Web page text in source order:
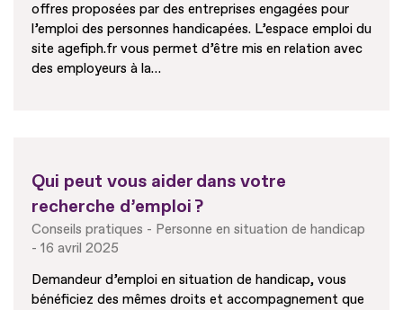
offres proposées par des entreprises engagées pour
l’emploi des personnes handicapées. L’espace emploi du
site agefiph.fr vous permet d’être mis en relation avec
des employeurs à la…
Qui peut vous aider dans votre
recherche d’emploi ?
Conseils pratiques
Personne en situation de handicap
16 avril 2025
Demandeur d’emploi en situation de handicap, vous
bénéficiez des mêmes droits et accompagnement que